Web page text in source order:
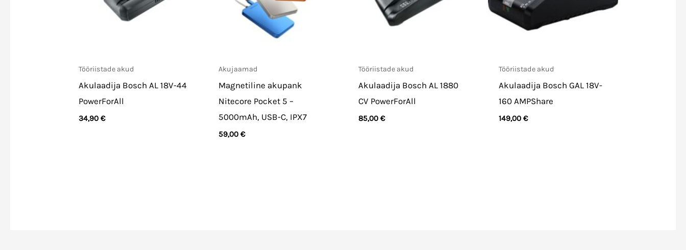
Tööriistade akud
Akulaadija Bosch AL 18V-44
PowerForAll
34,90 €
Akujaamad
Magnetiline akupank
Nitecore Pocket 5 –
5000mAh, USB-C, IPX7
59,00€
Tööriistade akud
Akulaadija Bosch AL 1880
CV PowerForAll
85,00€
Tööriistade akud
Akulaadija Bosch GAL 18V-
160 AMPShare
149,00 €